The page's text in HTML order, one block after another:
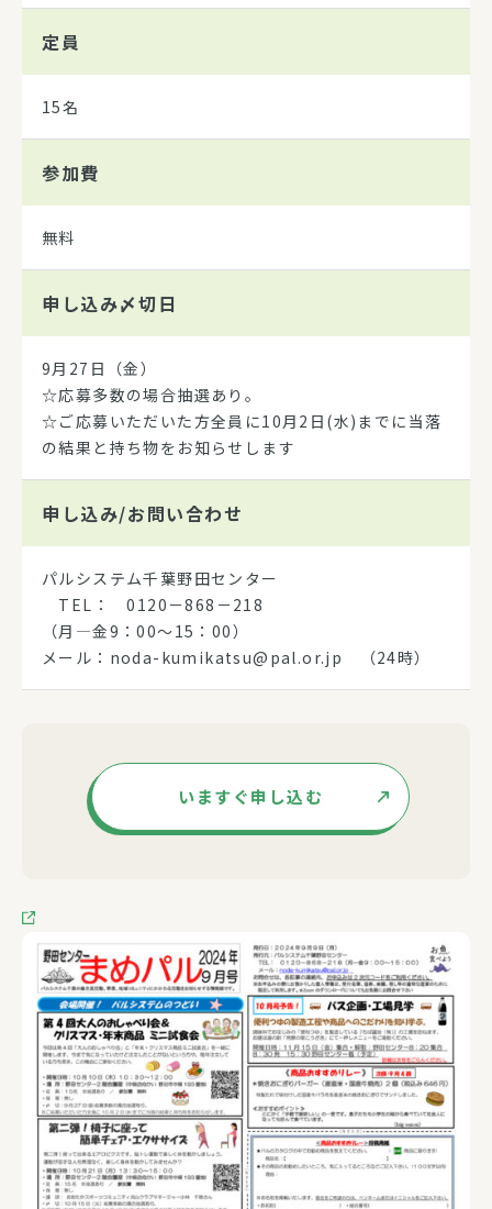
定員
15名
参加費
無料
申し込み〆切日
9月27日（金）
☆応募多数の場合抽選あり。
☆ご応募いただいた方全員に10月2日(水)までに当落
の結果と持ち物をお知らせします
申し込み/お問い合わせ
パルシステム千葉野田センター
TEL： 0120－868－218
（月―金9：00～15：00）
メール：noda-kumikatsu@pal.or.jp （24時）
いますぐ申し込む